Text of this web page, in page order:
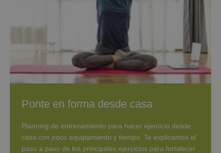
Ponte en forma desde casa
Planning de entrenamiento para hacer ejercicio desde
casa con poco equipamiento y tiempo. Te explicamos el
paso a paso de los principales ejercicios para fortalecer